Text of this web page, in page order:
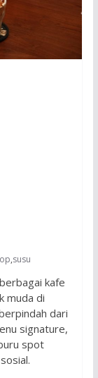
,susu
kafe
muda di
dari
signature,
spot